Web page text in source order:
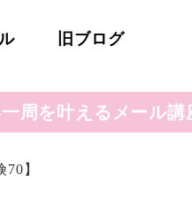
旧ブログ
周を叶えるメー
】